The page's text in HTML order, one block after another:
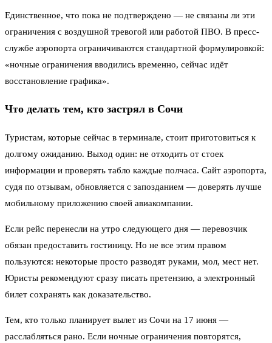
Единственное, что пока не подтверждено — не связаны ли эти
ограничения с воздушной тревогой или работой ПВО. В пресс-
службе аэропорта ограничиваются стандартной формулировкой:
«ночные ограничения вводились временно, сейчас идёт
восстановление графика».
Что делать тем, кто застрял в Сочи
Туристам, которые сейчас в терминале, стоит приготовиться к
долгому ожиданию. Выход один: не отходить от стоек
информации и проверять табло каждые полчаса. Сайт аэропорта,
судя по отзывам, обновляется с запозданием — доверять лучше
мобильному приложению своей авиакомпании.
Если рейс перенесли на утро следующего дня — перевозчик
обязан предоставить гостиницу. Но не все этим правом
пользуются: некоторые просто разводят руками, мол, мест нет.
Юристы рекомендуют сразу писать претензию, а электронный
билет сохранять как доказательство.
Тем, кто только планирует вылет из Сочи на 17 июня —
расслабляться рано. Если ночные ограничения повторятся,